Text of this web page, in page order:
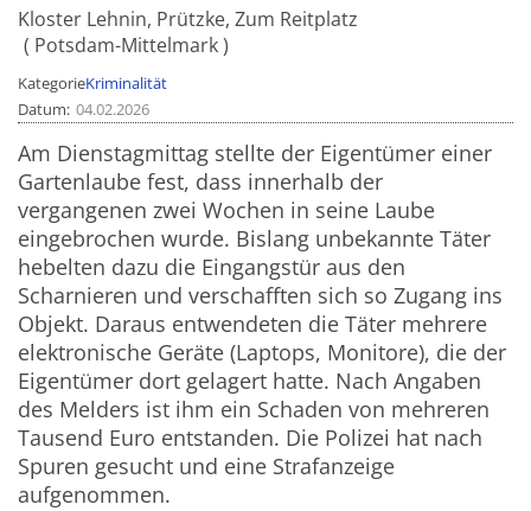
Kloster Lehnin, Prützke, Zum Reitplatz
Potsdam-Mittelmark
KategorieKriminalität
Datum 04.02.2026
Am Dienstagmittag stellte der Eigentümer einer
Gartenlaube fest, dass innerhalb der
vergangenen zwei Wochen in seine Laube
eingebrochen wurde. Bislang unbekannte Täter
hebelten dazu die Eingangstür aus den
Scharnieren und verschafften sich so Zugang ins
Objekt. Daraus entwendeten die Täter mehrere
elektronische Geräte (Laptops, Monitore), die der
Eigentümer dort gelagert hatte. Nach Angaben
des Melders ist ihm ein Schaden von mehreren
Tausend Euro entstanden. Die Polizei hat nach
Spuren gesucht und eine Strafanzeige
aufgenommen.